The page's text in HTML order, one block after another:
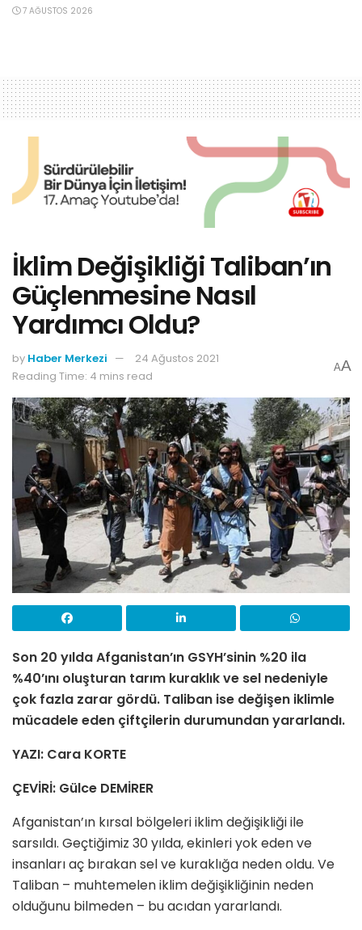
7 AĞUSTOS 2026
İklim Değişikliği Taliban’ın
Güçlenmesine Nasıl
Yardımcı Oldu?
by Haber Merkezi
24 Ağustos 2021
Reading Time: 4 mins read
AA
Son 20 yılda Afganistan’ın GSYH’sinin %20 ila
%40’ını oluşturan tarım kuraklık ve sel nedeniyle
çok fazla zarar gördü. Taliban ise değişen iklimle
mücadele eden çiftçilerin durumundan yararlandı.
YAZI: Cara KORTE
ÇEVİRİ: Gülce DEMİRER
Afganistan’ın kırsal bölgeleri iklim değişikliği ile
sarsıldı. Geçtiğimiz 30 yılda, ekinleri yok eden ve
insanları aç bırakan sel ve kuraklığa neden oldu. Ve
Taliban – muhtemelen iklim değişikliğinin neden
olduğunu bilmeden – bu acıdan yararlandı.